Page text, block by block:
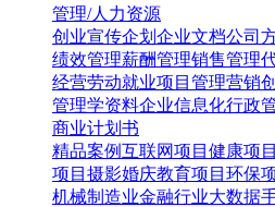
管理/人力资源
创业宣传企划 企业文档公司
绩效管理薪酬管理销售管理
经营劳动就业项目管理营销
管理学资料企业信息化行政
商业计划书
精品案例互联网项目 健康项目
项目 摄影婚庆教育项目 环保
机械制造业金融行业大数据